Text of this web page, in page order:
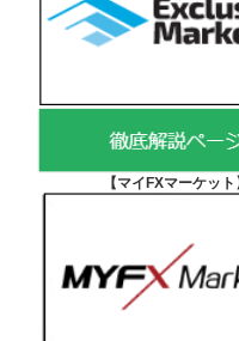
【マイFXマーケット